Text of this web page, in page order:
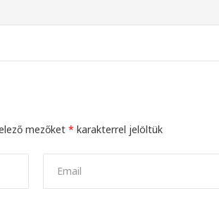
mezőket * karakterrel jelöltük